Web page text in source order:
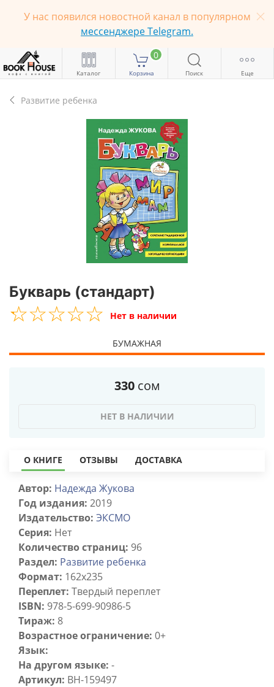
У нас появился новостной канал в популярном
мессенджере Telegram.
Каталог
0
Корзина Поиск Еще
Развитие ребенка
Букварь (стандарт)
☆☆☆☆☆
★★★★★ Нет в наличии
БУМАЖНАЯ
330 сом
НЕТ В НАЛИЧИИ
О КНИГЕ ОТЗЫВЫ ДОСТАВКА
Автор: Надежда Жукова
Год издания: 2019
Издательство: ЭКСМО
Серия: Нет
Количество страниц: 96
Раздел: Развитие ребенка
Формат: 162x235
Переплет: Твердый переплет
ISBN: 978-5-699-90986-5
Тираж: 8
Возрастное ограничение: 0+
Язык:
На другом языке: -
Артикул: BH-159497